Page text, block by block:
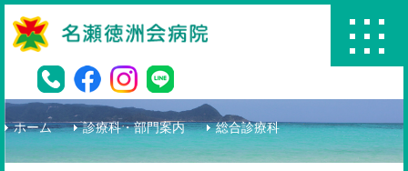
ホーム 診療科・部門案内 総合診療科